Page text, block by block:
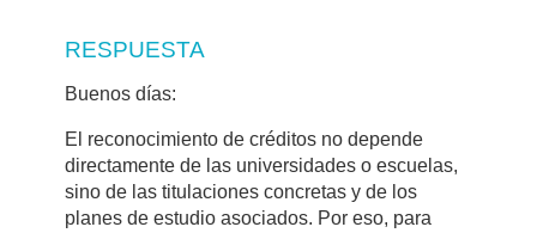
RESPUESTA
Buenos días:
El reconocimiento de créditos no depende
directamente de las universidades o escuelas,
sino de las titulaciones concretas y de los
planes de estudio asociados. Por eso, para